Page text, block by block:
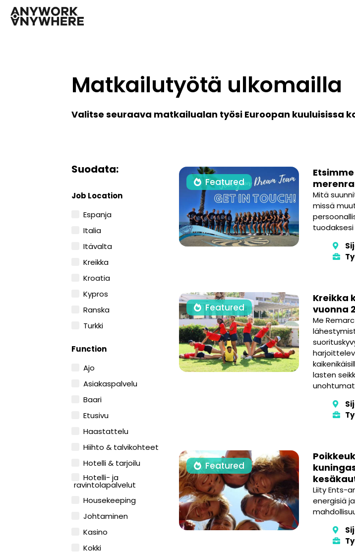
Matkailutyötä ulkomailla
Valitse seuraava matkailualan työsi Euroopan kuuluisissa
Suodata:
Job Location
Espanja
Italia
Itävalta
Kreikka
Kroatia
Kypros
Ranska
Turkki
Function
Ajo
Asiakaspalvelu
Baari
Etusivu
Haastattelu
Hiihto & talvikohteet
Hotelli & tarjoilu
Hotelli- ja
ravintolapalvelut
Housekeeping
Johtaminen
Kasino
Kokki
Featured
Mitä
missä
tuodaksesi
Featured
Kreikka
vuonna
Me
lasten
Featured
Liity Ents-
energisiä